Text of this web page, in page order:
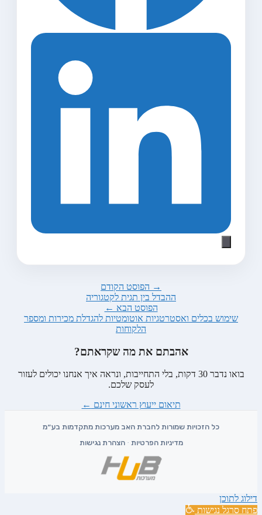
→ הפוסט הקודם
ההבדל בין תגית לקטגוריה
הפוסט הבא ←
שימוש בכלים ואסטרטגיות אוטומטיות להגדלת מכירות ומספר
הלקוחות
אהבתם את מה שקראתם?
בואו נדבר 30 דקות, בלי התחייבות, ונראה איך אנחנו יכולים לעזור
לעסק שלכם.
תיאום ייעוץ ראשוני חינם ←
מדיניות הפרטיות ·הצהרת נגישות
דילוג לתוכן
פתח סרגל נגישות